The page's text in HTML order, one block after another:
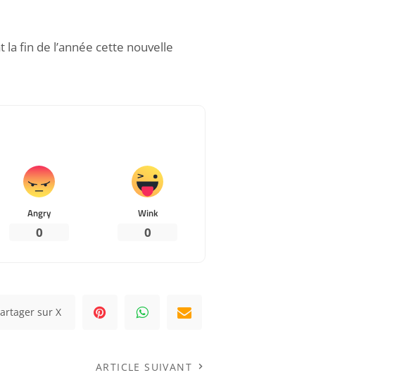
fin de l’année cette nouvelle
Angry
0
Wink
0
sur X
ARTICLE SUIVANT